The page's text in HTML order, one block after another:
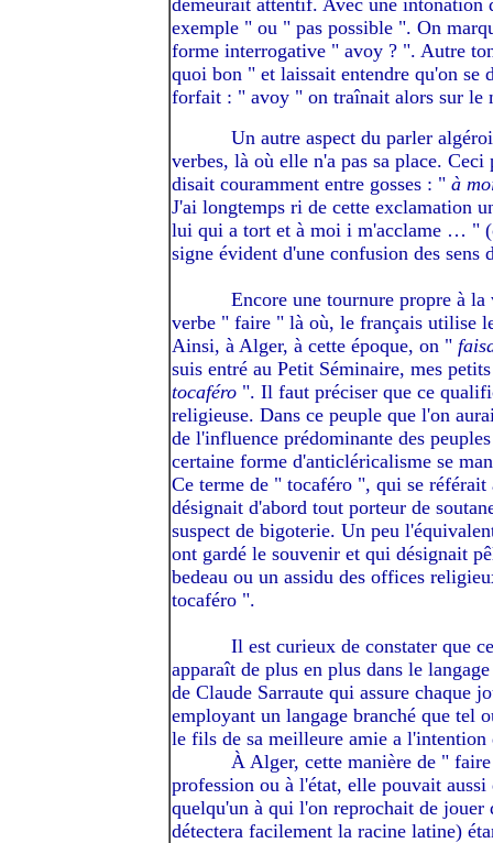
demeurait attentif. Avec une
exemple " ou " pas possible ". On
forme interrogative " avoy ? ". Autre
quoi bon " et laissait entendre qu'on se
forfait : " avoy " on traînait alors sur
Un autre aspect du parler
verbes, là où elle n'a pas sa place.
disait couramment entre gosses : " à
J'ai longtemps ri de cette exclamation
lui qui a tort et à moi i m'acclame … "
signe évident d'une confusion des sens
Encore une tournure propre à
verbe " faire " là où, le français utilise
Ainsi, à Alger, à cette époque, on "
suis entré au Petit Séminaire, mes
tocaféro ". Il faut préciser que ce
religieuse. Dans ce peuple que l'on
de l'influence prédominante des
certaine forme d'anticléricalisme se
Ce terme de " tocaféro ", qui se référait
désignait d'abord tout porteur de
suspect de bigoterie. Un peu
ont gardé le souvenir et qui désignait
bedeau ou un assidu des offices
tocaféro ".
Il est curieux de constater que
apparaît de plus en plus dans le
de Claude Sarraute qui assure chaque
employant un langage branché que
le fils de sa meilleure amie a
À Alger, cette manière de "
profession ou à l'état, elle pouvait
quelqu'un à qui l'on reprochait de
détectera facilement la racine latine)